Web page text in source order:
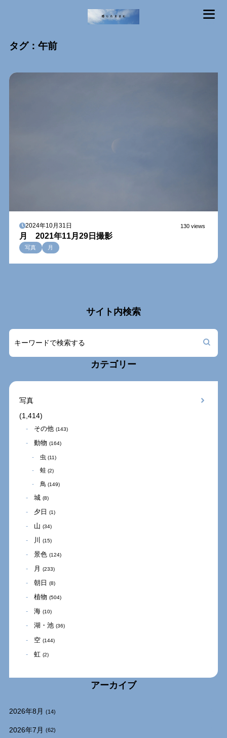
タグ：午前
2024年10月31日 130 views
月 2021年11月29日撮影
写真 月
サイト内検索
カテゴリー
写真
(1,414)
その他 (143)
動物 (164)
虫 (11)
蛙 (2)
鳥 (149)
城 (8)
夕日 (1)
山 (34)
川 (15)
景色 (124)
月 (233)
朝日 (8)
植物 (504)
海 (10)
湖・池 (36)
空 (144)
虹 (2)
アーカイブ
2026年8月 (14)
2026年7月 (62)